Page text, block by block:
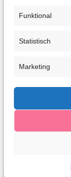
Funktional
Statistisch
Marketing